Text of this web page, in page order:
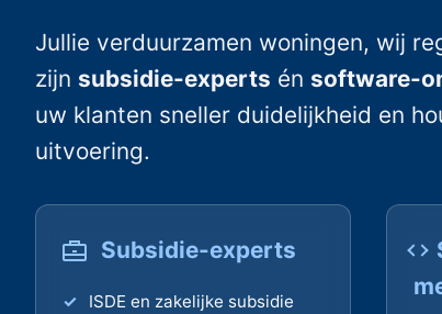
Jullie verduurzamen woningen, wij
zijn subsidie-experts én software-
uw klanten sneller duidelijkheid en
uitvoering.
Subsidie-experts
ISDE en zakelijke subsidie